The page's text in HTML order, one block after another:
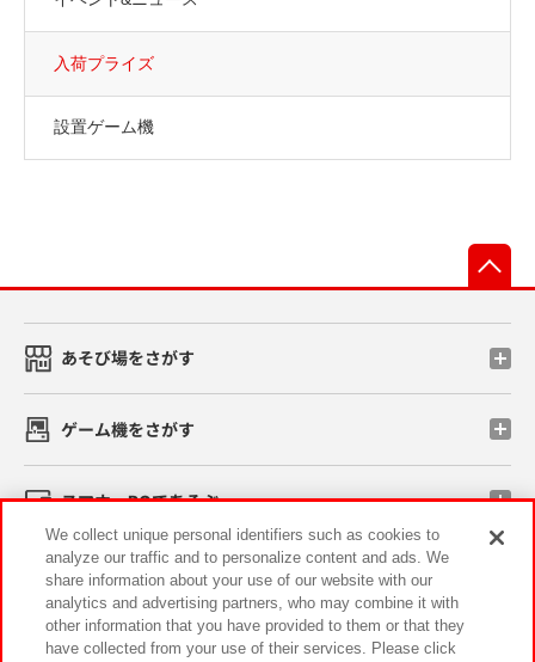
入荷プライズ
設置ゲーム機
あそび場をさがす
ゲーム機をさがす
スマホ・PCであそぶ
イベント・キャンペーン
We collect unique personal identifiers such as cookies to
analyze our traffic and to personalize content and ads. We
share information about your use of our website with our
analytics and advertising partners, who may combine it with
other information that you have provided to them or that they
have collected from your use of their services. Please click